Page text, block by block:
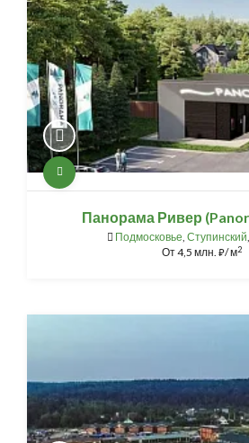
Панорама Ривер
Подмосковье, Ступинский,
От4,5 млн. ⃏/ м2